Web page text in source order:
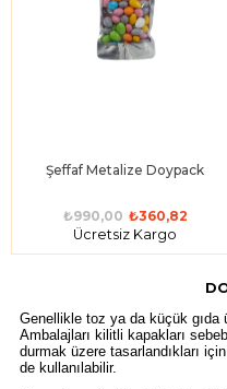
Şeffaf Metalize Doypack
₺360,82
₺990,00
Ücretsiz Kargo
Genellikle toz ya da küçük gıda
Ambalajları kilitli kapakları
durmak üzere tasarlandıkları
de kullanılabilir.